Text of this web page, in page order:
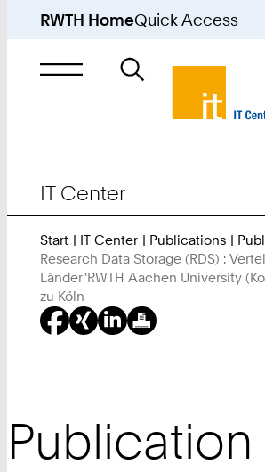
RWTH HomeQuick Access
Search
IT Center
Start IT Center Publications
Research Data Storage (RDS) :
Länder"RWTH Aachen University
zu Köln
Publication